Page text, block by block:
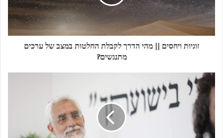
זוגיות ויחסים || מהי הדרך לקבלת החלטות במצב של ערכים
מתנגשים?